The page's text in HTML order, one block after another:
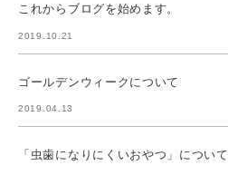
これからブログを始めます。
2019.10.21
ゴールデンウィークについて
2019.04.13
「虫歯になりにくいおやつ」について